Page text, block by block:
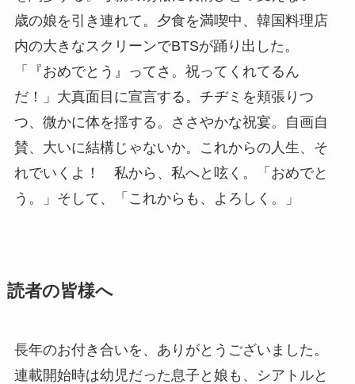
歳の娘を引き連れて。夕食を満喫中、韓国料理店
内の大きなスクリーンでBTSが踊り出した。
「『おめでとう』ってさ。祝ってくれてるん
だ！」大真面目に宣言する。チヂミを頬張りつ
つ、微かに体を揺する。ささやかな祝宴。自画自
賛、大いに結構じゃないか。これからの人生、そ
れでいくよ！ 私から、私へと呟く。「おめでと
う。」そして、「これからも、よろしく。」
読者の皆様へ
長年のお付き合いを、ありがとうございました。
連載開始時は幼児だった息子と娘も、シアトルと